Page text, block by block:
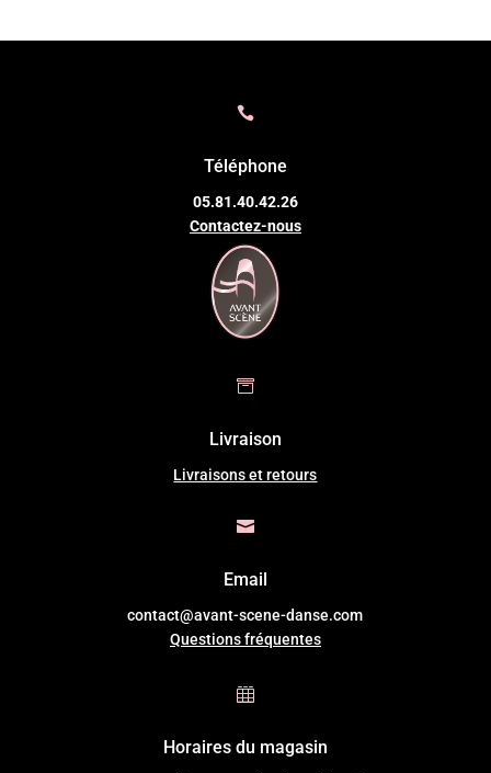

Téléphone
05.81.40.42.26
Contactez-nous

Livraison
Livraisons et retours

Email
contact@avant-scene-danse.com
Questions fréquentes

Horaires du magasin